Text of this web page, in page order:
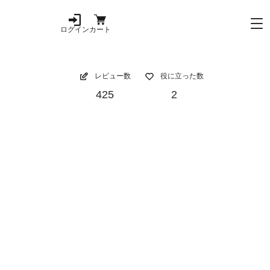
ログインカート
レビュー数
425
役に立った数
2